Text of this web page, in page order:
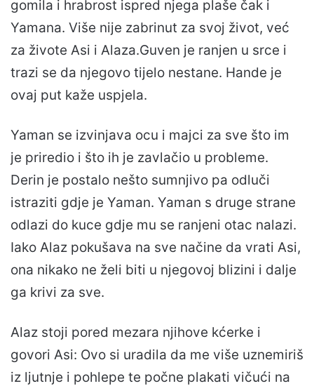
gomila i hrabrost ispred njega plaše čak i
Yamana. Više nije zabrinut za svoj život, već
za živote Asi i Alaza.Guven je ranjen u srce i
trazi se da njegovo tijelo nestane. Hande je
ovaj put kaže uspjela.
Yaman se izvinjava ocu i majci za sve što im
je priredio i što ih je zavlačio u probleme.
Derin je postalo nešto sumnjivo pa odluči
istraziti gdje je Yaman. Yaman s druge strane
odlazi do kuce gdje mu se ranjeni otac nalazi.
Iako Alaz pokušava na sve načine da vrati Asi,
ona nikako ne želi biti u njegovoj blizini i dalje
ga krivi za sve.
Alaz stoji pored mezara njihove kćerke i
govori Asi: Ovo si uradila da me više uznemiriš
iz ljutnje i pohlepe te počne plakati vičući na